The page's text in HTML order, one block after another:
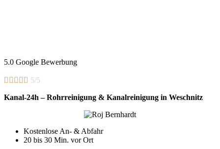
5.0 Google Bewerbung
     5/5
Kanal-24h – Rohrreinigung & Kanalreinigung in Weschnitz
Kostenlose An- & Abfahr
20 bis 30 Min. vor Ort